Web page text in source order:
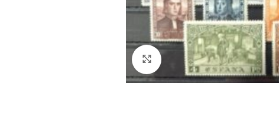
Click to enlarge